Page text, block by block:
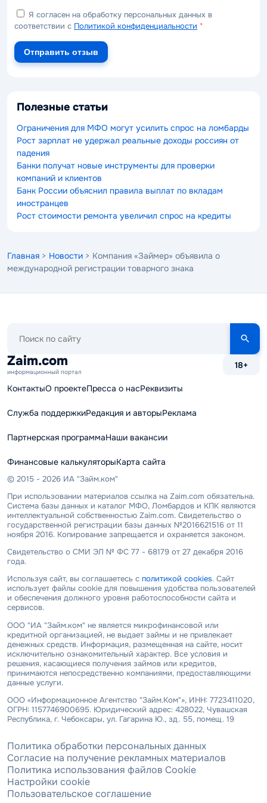
Я согласен на обработку персональных данных в
соответствии с Политикой конфиденциальности *
Отправить отзыв
Полезные статьи
Ограничения для МФО могут усилить спрос на ломбарды
Рост зарплат не удержал реальные доходы россиян от
падения
Банки получат новые инструменты для проверки
компаний и клиентов
Банк России объяснил правила выплат по вкладам
иностранцев
Рост стоимости ремонта увеличил спрос на кредиты
Главная > Новости > Компания «Займер» объявила о
международной регистрации товарного знака
сайту
Zaim.com
информационный портал
18+
КонтактыО проектеПресса о насРеквизиты
Служба поддержкиРедакция и авторыРеклама
Партнерская программаНаши вакансии
Финансовые калькуляторыКарта сайта
© 2015 - 2026 ИА "Займ.ком"
При использовании материалов ссылка на Zaim.com обязательна.
Система базы данных и каталог МФО, Ломбардов и КПК являются
интеллектуальной собственностью Zaim.com. Свидетельство о
государственной регистрации базы данных №2016621516 от 11
ноября 2016. Копирование запрещается и охраняется законом.
Свидетельство о СМИ ЭЛ № ФС 77 - 68179 от 27 декабря 2016
года.
Используя сайт, вы соглашаетесь с политикой cookies. Сайт
использует файлы cookie для повышения удобства пользователей
и обеспечения должного уровня работоспособности сайта и
сервисов.
ООО "ИА "Займ.ком" не является микрофинансовой или
кредитной организацией, не выдает займы и не привлекает
денежных средств. Информация, размещенная на сайте, носит
исключительно ознакомительный характер. Все условия и
решения, касающиеся получения займов или кредитов,
принимаются непосредственно компаниями, предоставляющими
данные услуги.
ООО «Информационное Агентство "Займ.Ком"», ИНН: 7723411020,
ОГРН: 1157746900695. Юридический адрес: 428022, Чувашская
Республика, г. Чебоксары, ул. Гагарина Ю., зд. 55, помещ. 19
Политика обработки персональных данных
Согласие на получение рекламных материалов
Политика использования файлов Cookie
Настройки cookie
Пользовательское соглашение